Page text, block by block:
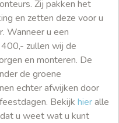
Zij pakken het
en zetten deze voor u
Wanneer u een
zullen wij de
en monteren. De
de groene
echter afwijken door
Bekijk hieralle
u weet wat u kunt